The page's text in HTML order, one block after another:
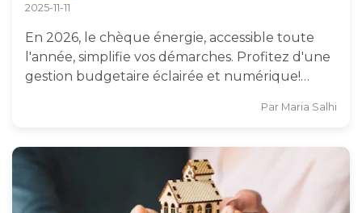
2025-11-11
En 2026, le chèque énergie, accessible toute
l'année, simplifie vos démarches. Profitez d'une
gestion budgetaire éclairée et numérique!…
Par Maria Salhi